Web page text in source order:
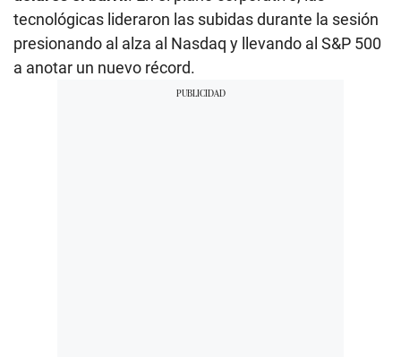
tecnológicas lideraron las subidas durante la sesión
presionando al alza al Nasdaq y llevando al S&P 500
a anotar un nuevo récord.